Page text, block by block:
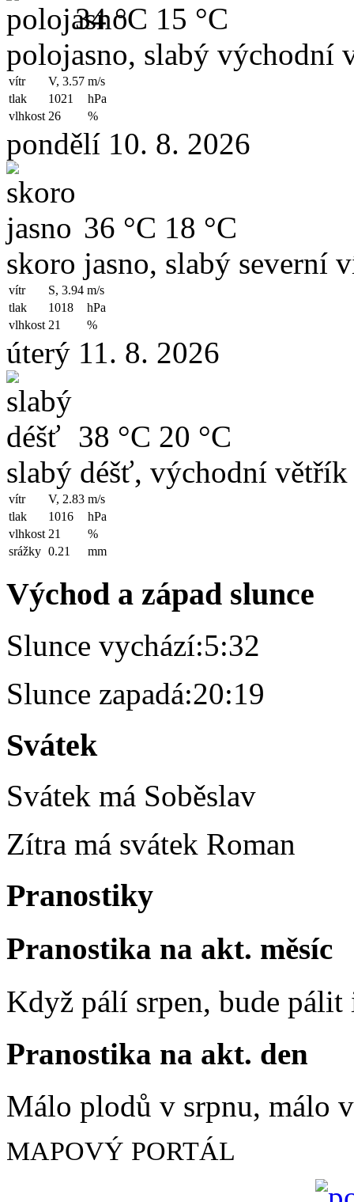
34 °C 15 °C
polojasno, slabý východní
vítr V, 3.57 m/s
tlak
1021
hPa
vlhkost 26 %
pondělí 10. 8. 2026
36 °C 18 °C
skoro jasno, slabý severní
vítr S, 3.94 m/s
tlak
1018
hPa
vlhkost 21 %
úterý 11. 8. 2026
38 °C 20 °C
slabý déšť, východní větřík
vítr V, 2.83 m/s
tlak
1016
hPa
vlhkost 21
%
srážky 0.21 mm
Východ a západ slunce
Slunce vychází:5:32
Slunce zapadá:20:19
Svátek
Svátek má Soběslav
Zítra má svátek Roman
Pranostiky
Pranostika na akt. měsíc
Když pálí srpen, bude
Pranostika na akt. den
Málo plodů v srpnu, málo
MAPOVÝ PORTÁL